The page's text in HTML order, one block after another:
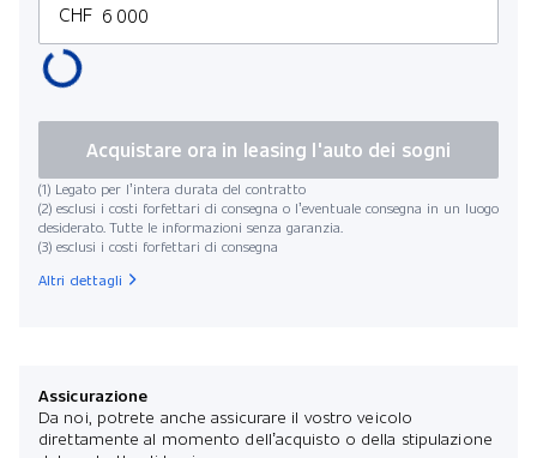
CHF
(1) Legato per l’intera durata del contratto
(2) esclusi i costi forfettari di consegna o l’eventuale consegna in un luogo
desiderato. Tutte le informazioni senza garanzia.
(3) esclusi i costi forfettari di consegna
Acquistare ora in leasing l'auto dei sogni
Altri dettagli
Assicurazione
Da noi, potrete anche assicurare il vostro veicolo
direttamente al momento dell’acquisto o della stipulazione